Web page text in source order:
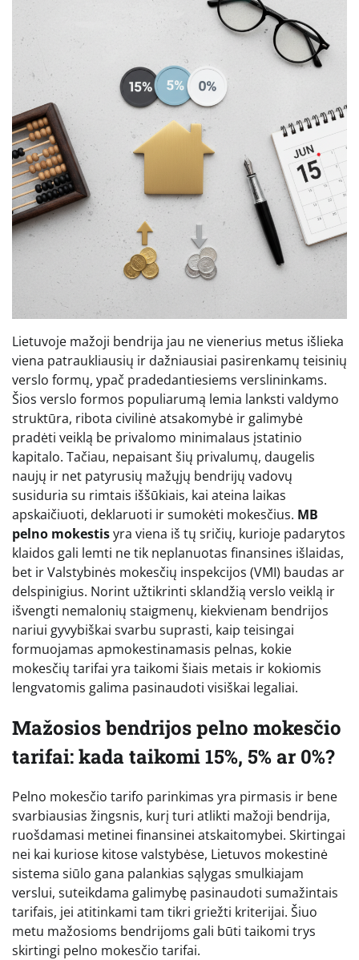
Lietuvoje mažoji bendrija jau ne vienerius metus išlieka
viena patraukliausių ir dažniausiai pasirenkamų teisinių
verslo formų, ypač pradedantiesiems verslininkams.
Šios verslo formos populiarumą lemia lanksti valdymo
struktūra, ribota civilinė atsakomybė ir galimybė
pradėti veiklą be privalomo minimalaus įstatinio
kapitalo. Tačiau, nepaisant šių privalumų, daugelis
naujų ir net patyrusių mažųjų bendrijų vadovų
susiduria su rimtais iššūkiais, kai ateina laikas
apskaičiuoti, deklaruoti ir sumokėti mokesčius. MB
pelno mokestisyra viena iš tų sričių, kurioje padarytos
klaidos gali lemti ne tik neplanuotas finansines išlaidas,
bet ir Valstybinės mokesčių inspekcijos (VMI) baudas ar
delspinigius. Norint užtikrinti sklandžią verslo veiklą ir
išvengti nemalonių staigmenų, kiekvienam bendrijos
nariui gyvybiškai svarbu suprasti, kaip teisingai
formuojamas apmokestinamasis pelnas, kokie
mokesčių tarifai yra taikomi šiais metais ir kokiomis
lengvatomis galima pasinaudoti visiškai legaliai.
Mažosios bendrijos pelno mokesčio
tarifai: kada taikomi 15%, 5% ar 0%?
Pelno mokesčio tarifo parinkimas yra pirmasis ir bene
svarbiausias žingsnis, kurį turi atlikti mažoji bendrija,
ruošdamasi metinei finansinei atskaitomybei. Skirtingai
nei kai kuriose kitose valstybėse, Lietuvos mokestinė
sistema siūlo gana palankias sąlygas smulkiajam
verslui, suteikdama galimybę pasinaudoti sumažintais
tarifais, jei atitinkami tam tikri griežti kriterijai. Šiuo
metu mažosioms bendrijoms gali būti taikomi trys
skirtingi pelno mokesčio tarifai.